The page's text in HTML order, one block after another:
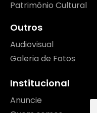
Patrimônio Cultural
Outros
Audiovisual
Galeria de Fotos
Institucional
Anuncie